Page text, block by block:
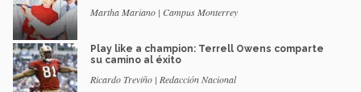
Martha Mariano | Campus Monterrey
Play like a champion: Terrell Owens comparte
su camino al éxito
Ricardo Treviño | Redacción Nacional